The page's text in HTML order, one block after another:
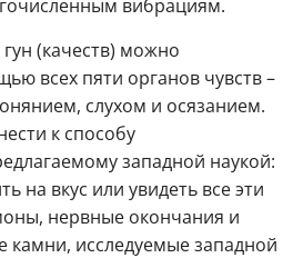
вибрациям.
(качеств) можно
всех пяти органов чувств –
слухом и осязанием.
к способу
западной наукой:
на вкус или увидеть все эти
нервные окончания и
камни, исследуемые западной